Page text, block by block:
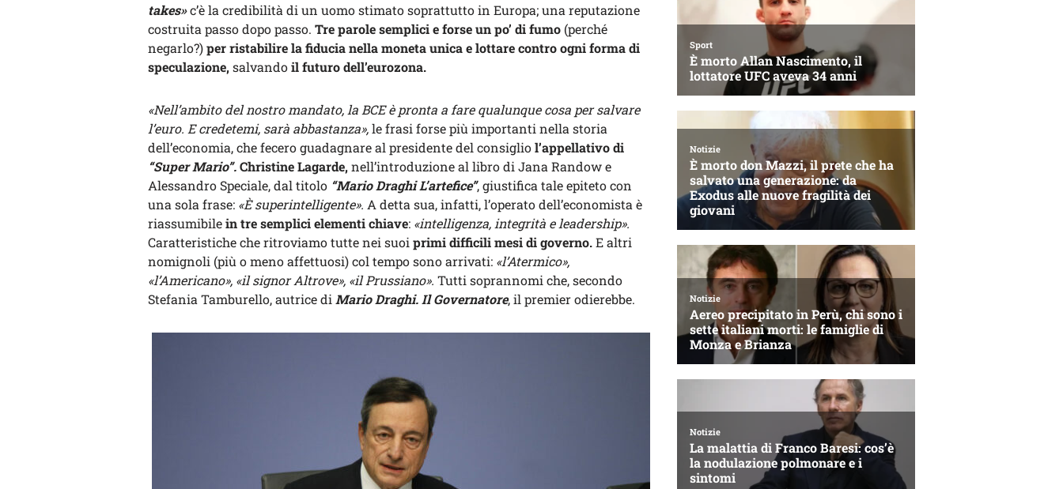
takes»c’è la credibilità di un uomo stimato soprattutto in Europa; una reputazione
costruita passo dopo passo. Tre parole semplici e forse un po’ di fumo (perché
negarlo?)per ristabilire la fiducia nella moneta unica e lottare contro ogni forma di
speculazione,salvandoil futuro dell’eurozona.
«Nell’ambito del nostro mandato, la BCE è pronta a fare qualunque cosa per salvare
l’euro. E credetemi, sarà abbastanza»,le frasi forse più importanti nella storia
dell’economia, che fecero guadagnare al presidente del consigliol’appellativo di
“Super Mario”.Christine Lagarde,nell’introduzione al libro di Jana Randow e
Alessandro Speciale, dal titolo “Mario Draghi L’artefice”, giustifica tale epiteto con
una sola frase: «È superintelligente». A detta sua, infatti, l’operato dell’economista è
riassumibilein tre semplici elementi chiave: «intelligenza, integrità e leadership».
Caratteristiche che ritroviamo tutte nei suoi primi difficili mesi di governo.E altri
nomignoli (più o meno affettuosi) col tempo sono arrivati: «l’Atermico»,
«l’Americano», «il signor Altrove», «il Prussiano». Tutti soprannomi che, secondo
Stefania Tamburello, autrice di Mario Draghi. Il Governatore, il premier odierebbe.